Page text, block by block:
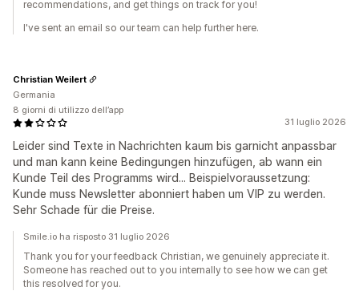
recommendations, and get things on track for you!
I've sent an email so our team can help further here.
31 luglio 2026
Leider sind Texte in Nachrichten kaum bis garnicht anpassbar
und man kann keine Bedingungen hinzufügen, ab wann ein
Kunde Teil des Programms wird... Beispielvoraussetzung:
Kunde muss Newsletter abonniert haben um VIP zu werden.
Sehr Schade für die Preise.
Christian Weilert
Germania
8 giorni di utilizzo dell’app
Smile.io ha risposto 31 luglio 2026
Thank you for your feedback Christian, we genuinely appreciate it.
Someone has reached out to you internally to see how we can get
this resolved for you.